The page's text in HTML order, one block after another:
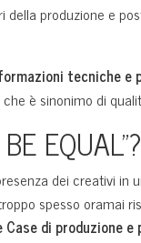
produzione e
tecniche e
è sinonimo di
EQUAL”?
dei creativi in
spesso oramai
di produzione